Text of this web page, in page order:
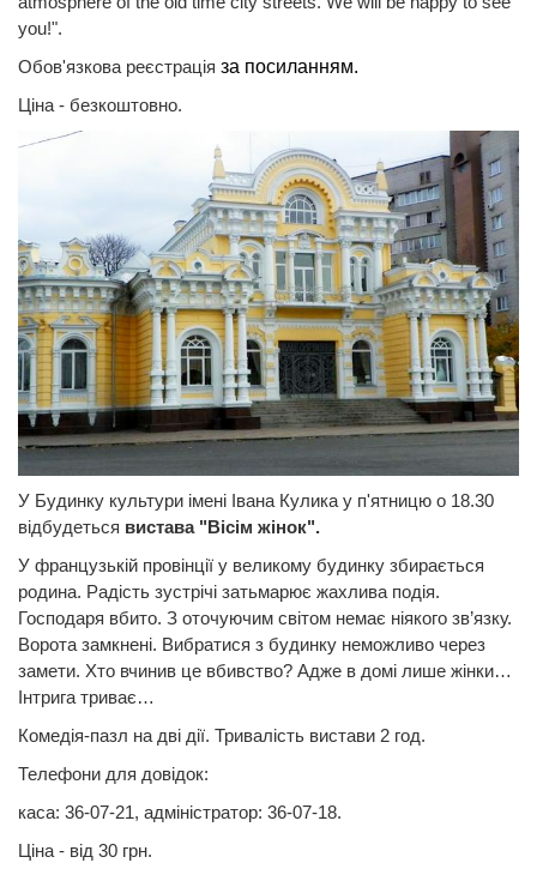
you!".
Обов'язкова реєстрація за посиланням.
Ціна - безкоштовно.
У Будинку культури імені Івана Кулика у п'ятницю о 18.30
відбудеться вистава "Вісім жінок".
У французькій провінції у великому будинку збирається
родина. Радість зустрічі затьмарює жахлива подія.
Господаря вбито. З оточуючим світом немає ніякого зв’язку.
Ворота замкнені. Вибратися з будинку неможливо через
замети. Хто вчинив це вбивство? Адже в домі лише жінки…
Інтрига триває…
Комедія-пазл на дві дії. Тривалість вистави 2 год.
Телефони для довідок:
каса: 36-07-21, адміністратор: 36-07-18.
Ціна - від 30 грн.